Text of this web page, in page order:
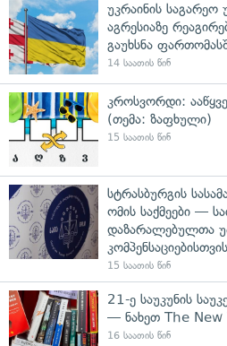
უკრაინის
აგრესიაზე
გაუხსნა
14 საათის წინ
კროსვორდი:
(თემა: ზაფხული)
15 საათის წინ
სტრასბურგის
ომის საქმეები —
დაზარალებულთა
კომპენსაციებისთვის
15 საათის წინ
21-ე საუკუნის
— ნახეთ The New
16 საათის წინ